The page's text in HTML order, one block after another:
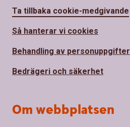
Ta tillbaka cookie-medgivande
Så hanterar vi cookies
Behandling av personuppgifter
Bedrägeri och säkerhet
Om webbplatsen